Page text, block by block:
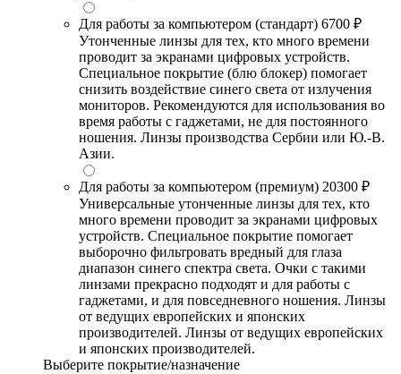
Для работы за компьютером (стандарт) 6700 ₽
Утонченные линзы для тех, кто много времени
проводит за экранами цифровых устройств.
Специальное покрытие (блю блокер) помогает
снизить воздействие синего света от излучения
мониторов. Рекомендуются для использования во
время работы с гаджетами, не для постоянного
ношения. Линзы производства Сербии или Ю.-В.
Азии.
Для работы за компьютером (премиум) 20300 ₽
Универсальные утонченные линзы для тех, кто
много времени проводит за экранами цифровых
устройств. Специальное покрытие помогает
выборочно фильтровать вредный для глаза
диапазон синего спектра света. Очки с такими
линзами прекрасно подходят и для работы с
гаджетами, и для повседневного ношения. Линзы
от ведущих европейских и японских
производителей. Линзы от ведущих европейских
и японских производителей.
Выберите покрытие/назначение